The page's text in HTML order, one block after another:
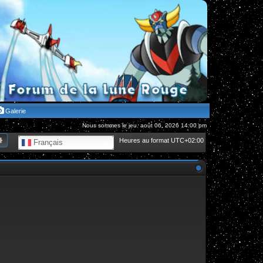
Galerie
Nous sommes le jeu. août 06, 2026 14:00 pm
Heures au format UTC+02:00
Français
Recherche avancée